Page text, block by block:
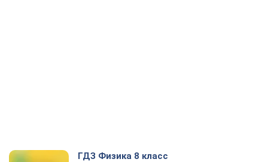
ГДЗ Физика 8 класс